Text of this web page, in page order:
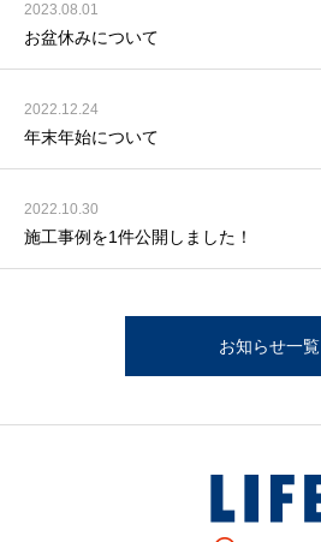
2023.08.01
お盆休みについて
2022.12.24
年末年始について
2022.10.30
施工事例を1件公開しました！
お知らせ一覧